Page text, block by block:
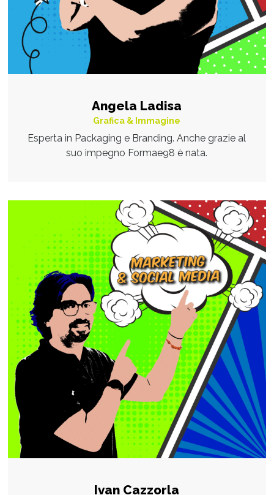
Angela Ladisa
Grafica & Immagine
Esperta in Packaging e Branding. Anche grazie al
suo impegno Formae98 è nata.
Ivan Cazzorla